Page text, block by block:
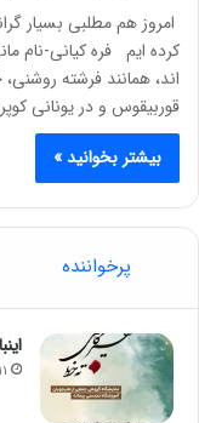
امروز هم مطلبی بسیار
کرده ایم فره کیانی-نام
اند، همانند فرشته روشنی،
قوربیقوس و در یونانی کوپریکوس است.
بیشتر بخوانید »
پرخواننده
۱۱ آبان ۱۴۰۴